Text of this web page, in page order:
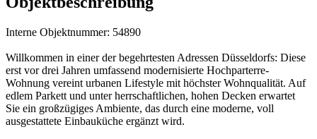
Interne Objektnummer: 54890
Willkommen in einer der begehrtesten Adressen Düsseldorfs: Diese
erst vor drei Jahren umfassend modernisierte Hochparterre-
Wohnung vereint urbanen Lifestyle mit höchster Wohnqualität. Auf
edlem Parkett und unter herrschaftlichen, hohen Decken erwartet
Sie ein großzügiges Ambiente, das durch eine moderne, voll
ausgestattete Einbauküche ergänzt wird.